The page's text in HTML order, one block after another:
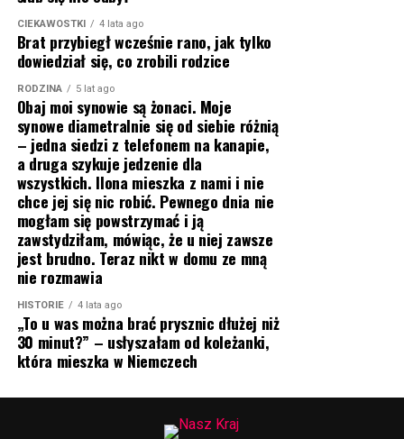
CIEKAWOSTKI 4 lata ago
Brat przybiegł wcześnie rano, jak tylko
dowiedział się, co zrobili rodzice
RODZINA 5 lat ago
Obaj moi synowie są żonaci. Moje
synowe diametralnie się od siebie różnią
– jedna siedzi z telefonem na kanapie,
a druga szykuje jedzenie dla
wszystkich. Ilona mieszka z nami i nie
chce jej się nic robić. Pewnego dnia nie
mogłam się powstrzymać i ją
zawstydziłam, mówiąc, że u niej zawsze
jest brudno. Teraz nikt w domu ze mną
nie rozmawia
HISTORIE 4 lata ago
„To u was można brać prysznic dłużej niż
30 minut?” – usłyszałam od koleżanki,
która mieszka w Niemczech